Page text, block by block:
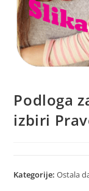
Podloga
izbiri
Kategorije:Ostala